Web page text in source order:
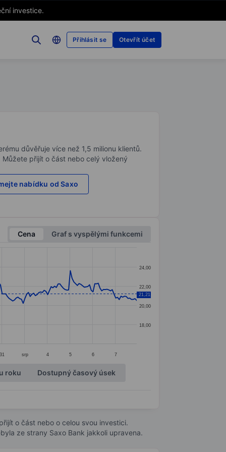
investice.
Přihlásit se Otevřít účet
důvěřuje více než 1,5 milionu klientů.
přijít o část nebo celý vložený
nabídku od Saxo
Cena Graf s vyspělými funkcemi
31 srp 4 5 6 7
18,00
20,00
22,00
24,00
21,21
roku Dostupný časový úsek
o část nebo o celou svou investici.
ze strany Saxo Bank jakkoli upravena.